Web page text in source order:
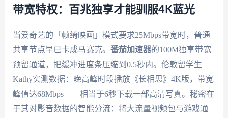
带宽特权：百兆独享才能驯服4K蓝光
当爱奇艺的「帧绮映画」模式要求25Mbps带宽时，普通
共享节点早已卡成马赛克。 番茄加速器的100M独享带宽
预留通道，把缓冲进度条压缩到0.5秒内。伦敦留学生
Kathy实测数据：晚高峰时段播放《长相思》4K版，带宽
峰值达68Mbps——相当于6秒下载一部高清写真。秘密在
于其对影音数据的智能分流：将大流量视频包与游戏通